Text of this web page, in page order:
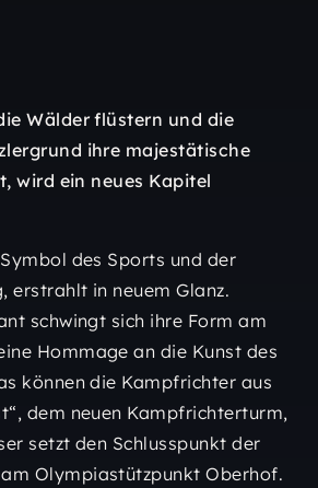
Wälder flüstern und die
ihre majestätische
wird ein neues Kapitel
des Sports und der
erstrahlt in neuem Glanz.
schwingt sich ihre Form am
Hommage an die Kunst des
können die Kampfrichter aus
dem neuen Kampfrichterturm,
setzt den Schlusspunkt der
am Olympiastützpunkt Oberhof.